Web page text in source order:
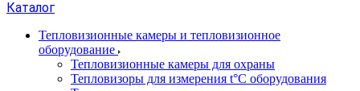
Каталог
Тепловизионные камеры и тепловизионное
оборудование
Тепловизионные камеры для охраны
Тепловизоры для измерения t°С оборудования